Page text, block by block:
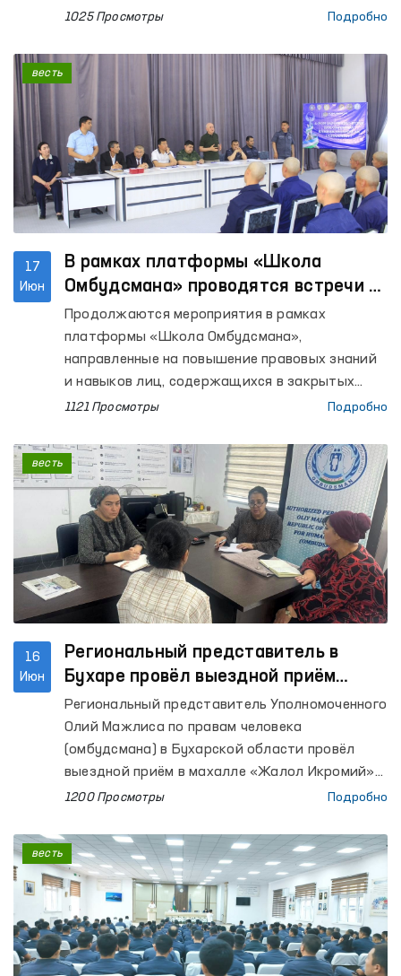
населением, направленные на повышение его
1025 Просмотры Подробно
17
Июн
В рамках платформы «Школа
Омбудсмана» проводятся встречи с
осуждёнными
Продолжаются мероприятия в рамках
платформы «Школа Омбудсмана»,
направленные на повышение правовых знаний
и навыков лиц, содержащихся в закрытых
учреждениях с ограничением свободы
1121 Просмотры Подробно
весть
16
Июн
Региональный представитель в
Бухаре провёл выездной приём
граждан
Региональный представитель Уполномоченного
Олий Мажлиса по правам человека
(омбудсмана) в Бухарской области провёл
выездной приём в махалле «Жалол Икромий»
города Бухары с целью рассмотрения
1200 Просмотры Подробно
весть
весть